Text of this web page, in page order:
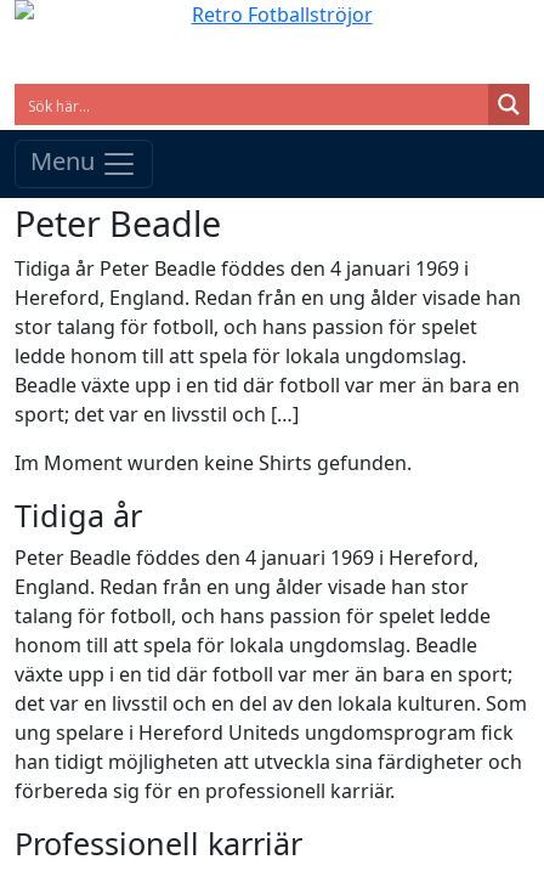
Menu
Peter Beadle
Tidiga år Peter Beadle föddes den 4 januari 1969 i
Hereford, England. Redan från en ung ålder visade han
stor talang för fotboll, och hans passion för spelet
ledde honom till att spela för lokala ungdomslag.
Beadle växte upp i en tid där fotboll var mer än bara en
sport; det var en livsstil och […]
Im Moment wurden keine Shirts gefunden.
Tidiga år
Peter Beadle föddes den 4 januari 1969 i Hereford,
England. Redan från en ung ålder visade han stor
talang för fotboll, och hans passion för spelet ledde
honom till att spela för lokala ungdomslag. Beadle
växte upp i en tid där fotboll var mer än bara en sport;
det var en livsstil och en del av den lokala kulturen. Som
ung spelare i Hereford Uniteds ungdomsprogram fick
han tidigt möjligheten att utveckla sina färdigheter och
förbereda sig för en professionell karriär.
Professionell karriär